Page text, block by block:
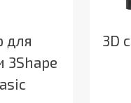
для
3Shape
3D